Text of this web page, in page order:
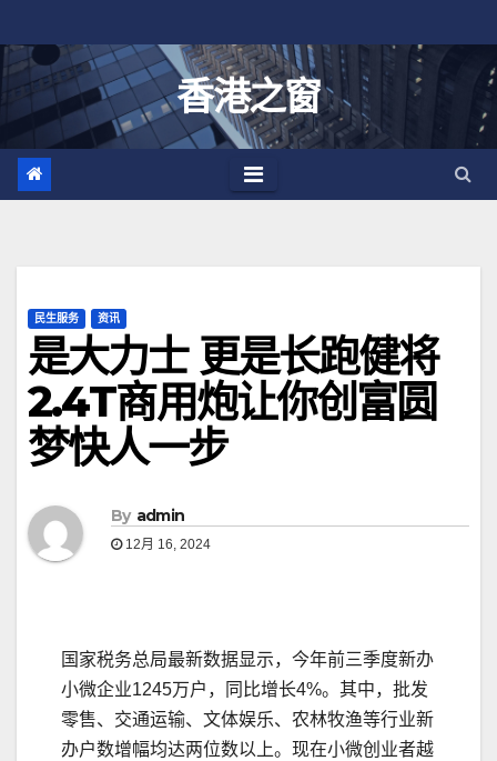
至
香港之窗
民生服务 资讯
是大力士 更是长跑健将
2.4T商用炮让你创富圆
梦快人一步
By admin
12月 16, 2024
国家税务总局最新数据显示，今年前三季度新办
小微企业1245万户，同比增长4%。其中，批发
零售、交通运输、文体娱乐、农林牧渔等行业新
办户数增幅均达两位数以上。现在小微创业者越